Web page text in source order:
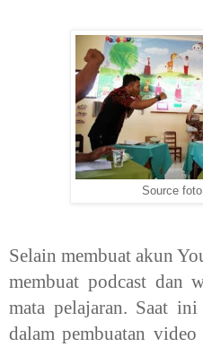
Source
Selain membuat akun
membuat podcast dan
mata pelajaran. Saat
dalam pembuatan video